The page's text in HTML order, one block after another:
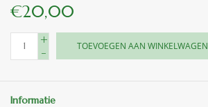
€20,00
+
-
TOEVOEGEN AAN WINKELWAGEN
Informatie